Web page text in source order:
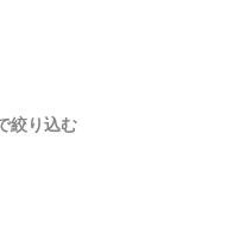
絞り込む